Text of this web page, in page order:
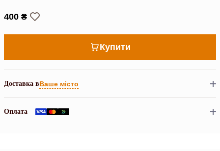
400 ₴
Купити
Доставка вВаше місто
Оплата